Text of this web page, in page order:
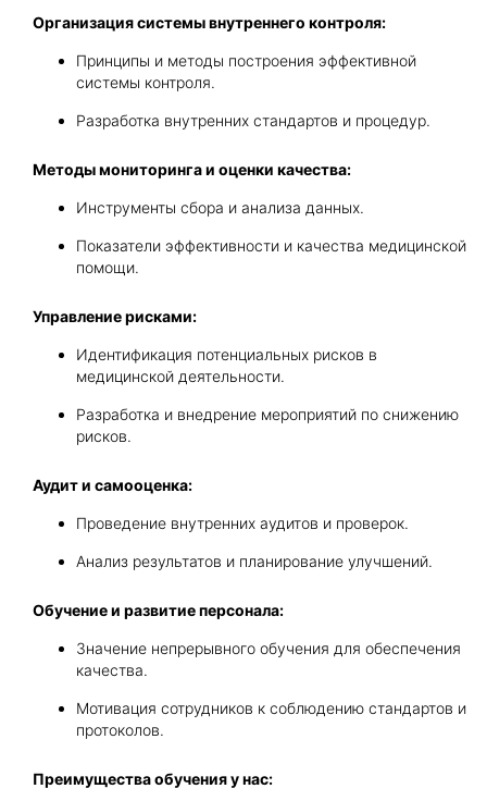
Организация системы внутреннего контроля:
Принципы и методы построения эффективной
системы контроля.
Разработка внутренних стандартов и процедур.
Методы мониторинга и оценки качества:
Инструменты сбора и анализа данных.
Показатели эффективности и качества медицинской
помощи.
Управление рисками:
Идентификация потенциальных рисков в
медицинской деятельности.
Разработка и внедрение мероприятий по снижению
рисков.
Аудит и самооценка:
Проведение внутренних аудитов и проверок.
Анализ результатов и планирование улучшений.
Обучение и развитие персонала:
Значение непрерывного обучения для обеспечения
качества.
Мотивация сотрудников к соблюдению стандартов и
протоколов.
Преимущества обучения у нас: